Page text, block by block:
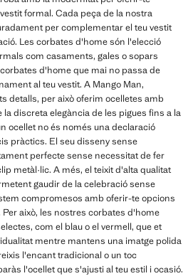
formal. Cada peça de la nostra
per complementar el teu vestit
Les corbates d'home són l'elecció
com casaments, gales o sopars
d'home que mai no passa de
al teu vestit. A Mango Man,
detalls, per això oferim ocelletes amb
discreta elegància de les pigues fins a la
ocellet no és només una declaració
pràctics. El seu disseny sense
perfecte sense necessitat de fer
metàl·lic. A més, el teixit d'alta qualitat
gaudir de la celebració sense
compromesos amb oferir-te opcions
això, les nostres corbates d'home
com el blau o el vermell, que et
mentre mantens una imatge polida
l'encant tradicional o un toc
l'ocellet que s'ajusti al teu estil i ocasió.